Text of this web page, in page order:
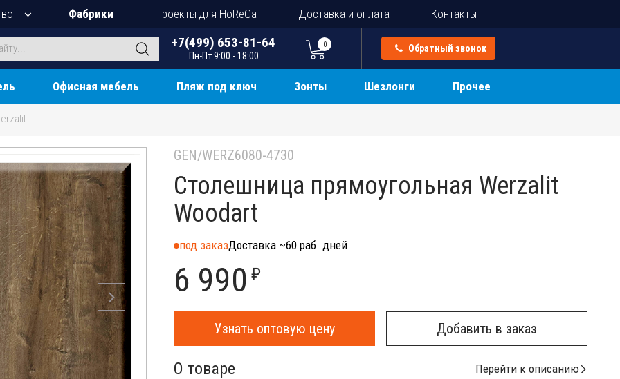
Фабрики Проекты для HoReCa Доставка и оплата Контакты
+7(499) 653-81-64
Пн-Пт 9:00 - 18:00
0 Обратный звонок
Офисная мебель Пляж под ключ Зонты Шезлонги Прочее
GEN/WERZ6080-4730
Столешница прямоугольная Werzalit
Woodart
под заказДоставка ~60 раб. дней
6 990 ₽
Узнать оптовую цену Добавить в заказ
О товаре Перейти к описанию